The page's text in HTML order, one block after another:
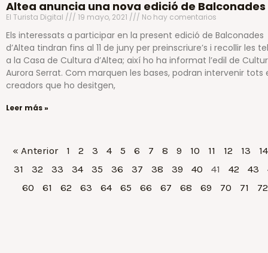
Altea anuncia una nova edició de Balconades
El Turista Digital 19 mayo, 2021 No hay comentarios
Els interessats a participar en la present edició de Balconades
d’Altea tindran fins al 11 de juny per preinscriure’s i recollir les
a la Casa de Cultura d’Altea; així ho ha informat l’edil de
Aurora Serrat. Com marquen les bases, podran intervenir tots
creadors que ho desitgen,
Leer más »
« Anterior 1 2 3 4 5 6 7 8 9 10 11 12 13
14
31
32 33 34 35 36 37 38 39 40 41 42 43
60
61 62 63 64 65 66 67 68 69 70 71 72